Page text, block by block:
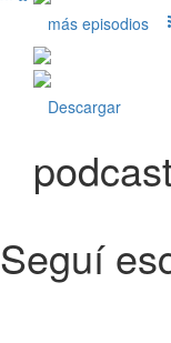
más episodios
Descargar
Seguí